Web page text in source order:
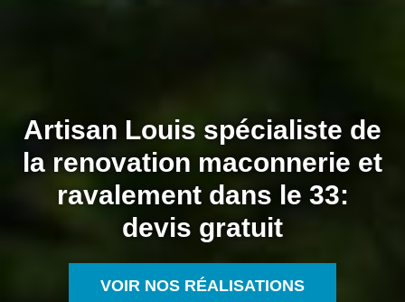
Artisan Louis spécialiste de
la renovation maconnerie et
ravalement dans le 33:
devis gratuit
VOIR NOS RÉALISATIONS